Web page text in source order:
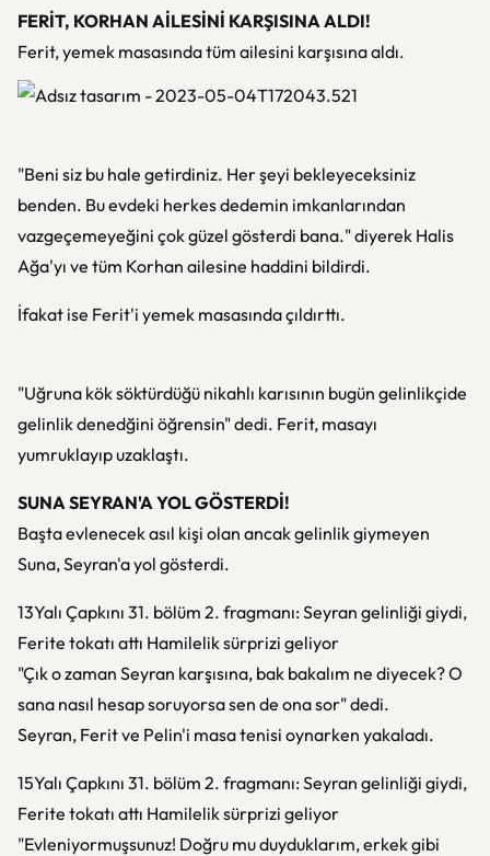
FERİT, KORHAN AİLESİNİ KARŞISINA ALDI!
Ferit, yemek masasında tüm ailesini karşısına aldı.
"Beni siz bu hale getirdiniz. Her şeyi bekleyeceksiniz
benden. Bu evdeki herkes dedemin imkanlarından
vazgeçemeyeğini çok güzel gösterdi bana." diyerek Halis
Ağa'yı ve tüm Korhan ailesine haddini bildirdi.
İfakat ise Ferit'i yemek masasında çıldırttı.
"Uğruna kök söktürdüğü nikahlı karısının bugün gelinlikçide
gelinlik denedğini öğrensin" dedi. Ferit, masayı
yumruklayıp uzaklaştı.
SUNA SEYRAN'A YOL GÖSTERDİ!
Başta evlenecek asıl kişi olan ancak gelinlik giymeyen
Suna, Seyran'a yol gösterdi.
13Yalı Çapkını 31. bölüm 2. fragmanı: Seyran gelinliği giydi,
Ferite tokatı attı Hamilelik sürprizi geliyor
"Çık o zaman Seyran karşısına, bak bakalım ne diyecek? O
sana nasıl hesap soruyorsa sen de ona sor" dedi.
Seyran, Ferit ve Pelin'i masa tenisi oynarken yakaladı.
15Yalı Çapkını 31. bölüm 2. fragmanı: Seyran gelinliği giydi,
Ferite tokatı attı Hamilelik sürprizi geliyor
"Evleniyormuşsunuz! Doğru mu duyduklarım, erkek gibi